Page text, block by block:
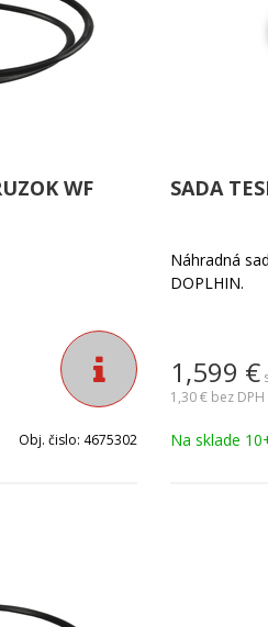
WF
Obj. čislo: 4675302
SADA
Náhradná
DOPLHIN.
1,599 €
1,30 € bez DPH
Na sklade